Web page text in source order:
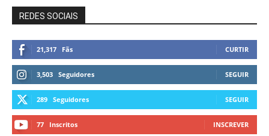
REDES SOCIAIS
21,317 Fãs CURTIR
3,503 Seguidores SEGUIR
289 Seguidores SEGUIR
77 Inscritos INSCREVER